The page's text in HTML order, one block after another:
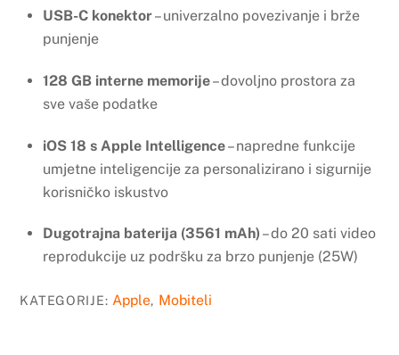
USB-C konektor– univerzalno povezivanje i brže
punjenje
128 GB interne memorije– dovoljno prostora za
sve vaše podatke
iOS 18 s Apple Intelligence– napredne funkcije
umjetne inteligencije za personalizirano i sigurnije
korisničko iskustvo
Dugotrajna baterija (3561 mAh) – do 20 sati video
reprodukcije uz podršku za brzo punjenje (25W)
KATEGORIJE: Apple, Mobiteli